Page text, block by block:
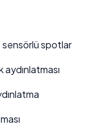
spotlar